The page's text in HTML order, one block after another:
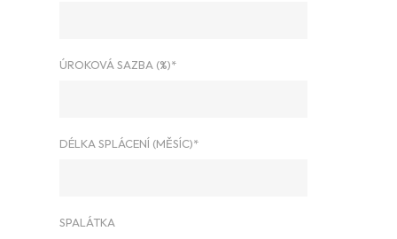
ÚROKOVÁ SAZBA (%)*
DÉLKA SPLÁCENÍ (MĚSÍC)*
SPALÁTKA